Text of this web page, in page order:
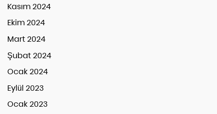
Kasım 2024
Ekim 2024
Mart 2024
Şubat 2024
Ocak 2024
Eylül 2023
Ocak 2023